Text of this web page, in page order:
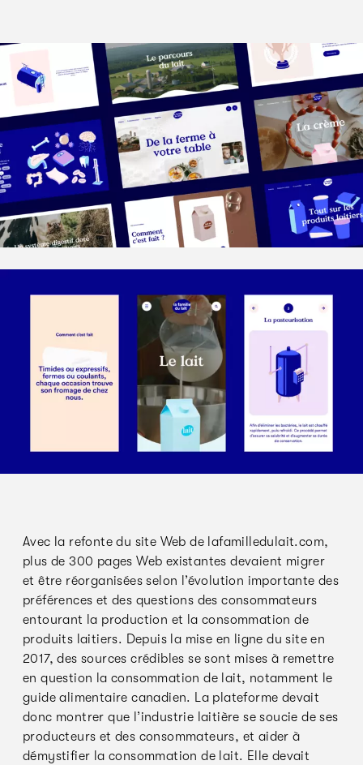
Avec la refonte du site Web de lafamilledulait.com,
plus de 300 pages Web existantes devaient migrer
et être réorganisées selon l’évolution importante des
préférences et des questions des consommateurs
entourant la production et la consommation de
produits laitiers. Depuis la mise en ligne du site en
2017, des sources crédibles se sont mises à remettre
en question la consommation de lait, notamment le
guide alimentaire canadien. La plateforme devait
donc montrer que l’industrie laitière se soucie de ses
producteurs et des consommateurs, et aider à
démystifier la consommation de lait. Elle devait